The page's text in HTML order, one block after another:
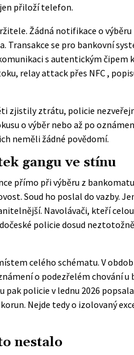
přiloží telefon.
Žádná notifikace o
Transakce se pro bankovní
s autentickým čipem
relay attack přes NFC,
zjistily ztrátu, policie
o výběr nebo až po
neměli žádné povědomí.
gangu ve stínu
přímo při výběru z
Soud ho poslal do vazby.
Navolávači, kteří
policie dosud
celého schématu. V
o podezřelém chování u
pak policie v lednu 2026
Nejde tedy o izolovaný
nestalo